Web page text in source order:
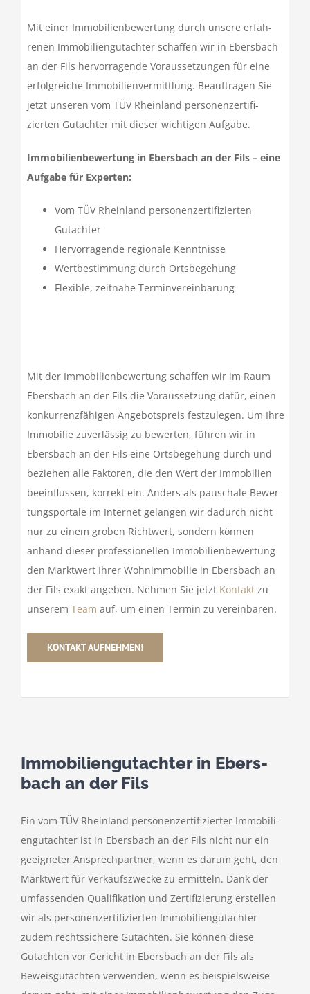
Mit einer Immo­bi­li­en­be­wer­tung durch unsere erfah­
renen Immo­bi­li­en­gut­achter schaffen wir in Ebers­bach
an der Fils hervor­ra­gende Voraus­set­zungen für eine
erfolg­reiche Immo­bi­li­en­ver­mitt­lung. Beauf­tragen Sie
jetzt unseren vom TÜV Rhein­land perso­nen­zer­ti­fi­
zierten Gutachter mit dieser wich­tigen Aufgabe.
Immo­bi­li­en­be­wer­tung in Ebers­bach an der Fils – eine
Aufgabe für Experten:
Vom TÜV Rhein­land perso­nen­zer­ti­fi­zierten
Gutachter
Hervor­ra­gende regio­nale Kennt­nisse
Wert­be­stim­mung durch Orts­be­ge­hung
Flexible, zeit­nahe Termin­ver­ein­ba­rung
Mit der Immo­bi­li­en­be­wer­tung schaffen wir im Raum
Ebers­bach an der Fils die Voraus­set­zung dafür, einen
konkur­renz­fä­higen Ange­bots­preis fest­zu­legen. Um Ihre
Immo­bilie zuver­lässig zu bewerten, führen wir in
Ebers­bach an der Fils eine Orts­be­ge­hung durch und
beziehen alle Faktoren, die den Wert der Immo­bi­lien
beein­flussen, korrekt ein. Anders als pauschale Bewer­
tungs­por­tale im Internet gelangen wir dadurch nicht
nur zu einem groben Richt­wert, sondern können
anhand dieser profes­sio­nellen Immo­bi­li­en­be­wer­tung
den Markt­wert Ihrer Wohn­im­mo­bilie in Ebers­bach an
der Fils exakt angeben. Nehmen Sie jetzt Kontaktzu
unserem Team auf, um einen Termin zu verein­baren.
KONTAKT AUFNEHMEN!
Immo­bi­li­en­gut­achter in Ebers­
bach an der Fils
Ein vom TÜV Rhein­land perso­nen­zer­ti­fi­zierter Immo­bi­li­
en­gut­achter ist in Ebers­bach an der Fils nicht nur ein
geeig­neter Ansprech­partner, wenn es darum geht, den
Markt­wert für Verkaufs­zwecke zu ermit­teln. Dank der
umfas­senden Quali­fi­ka­tion und Zerti­fi­zie­rung erstellen
wir als perso­nen­zer­ti­fi­zierten Immo­bi­li­en­gut­achter
zudem rechts­si­chere Gutachten. Sie können diese
Gutachten vor Gericht in Ebers­bach an der Fils als
Beweis­gut­achten verwenden, wenn es beispiels­weise